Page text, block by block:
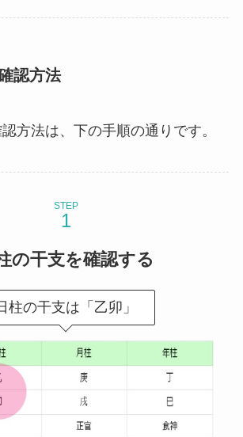
認方法
方法は、下の手順の通りです。
STEP
の干支を確認する
柱の干支は「乙卯」